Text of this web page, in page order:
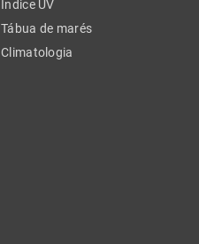
Índice UV
Tábua de marés
Climatologia